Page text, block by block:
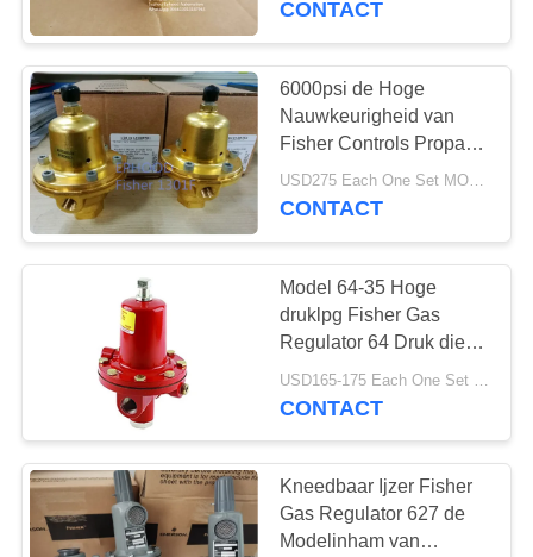
De klep van de
roestvrij
staalcontrole
8
Elektrische Motor In
werking gestelde
Klep
CONTACT
6000psi de Hoge
Nauwkeurigheid van
Fisher Controls Propane
Regulator 1301F voor
Compressie
USD275 Each One Set MOQ:6Sets
CONTACT
Model 64-35 Hoge
druklpg Fisher Gas
Regulator 64 Druk die
Klep verminderen
CONTACT
Kneedbaar Ijzer Fisher
Gas Regulator 627 de
Modelinham van